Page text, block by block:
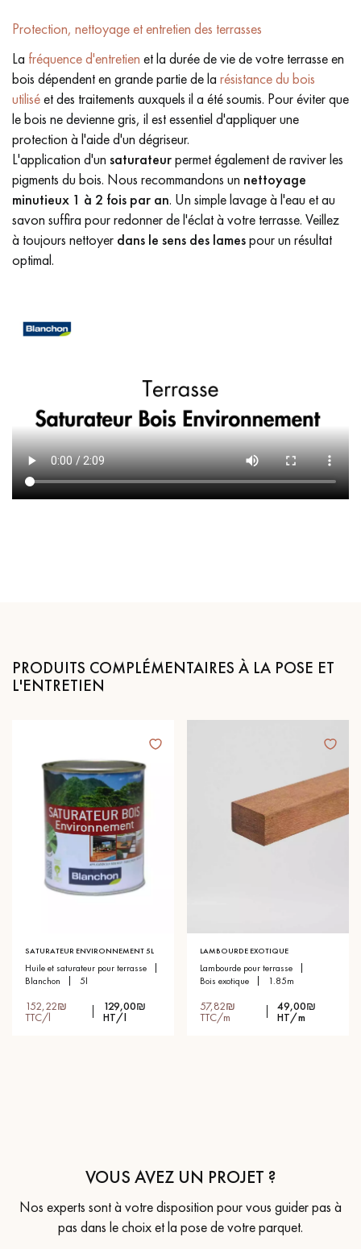
Protection, nettoyage et entretien des terrasses
La fréquence d'entretien et la durée de vie de votre terrasse en
bois dépendent en grande partie de la résistance du bois
utiliséet des traitements auxquels il a été soumis. Pour éviter que
le bois ne devienne gris, il est essentiel d'appliquer une
protection à l'aide d'un dégriseur.
L'application d'un saturateurpermet également de raviver les
pigments du bois. Nous recommandons un nettoyage
minutieux 1 à 2 fois par an. Un simple lavage à l'eau et au
savon suffira pour redonner de l'éclat à votre terrasse. Veillez
à toujours nettoyer dans le sens des lamespour un résultat
optimal.
PRODUITS COMPLÉMENTAIRES À LA POSE ET
L'ENTRETIEN
SATURATEUR ENVIRONNEMENT 5L
huile et saturateur pour terrasse
blanchon
5l
152,22₪
TTC/l
129,00₪
HT/l
LAMBOURDE EXOTIQUE
lambourde pour terrasse
bois exotique
1.85m
57,82₪
TTC/m
49,00₪
HT/m
VOUS AVEZ UN PROJET ?
Nos experts sont à votre disposition pour vous guider pas à
pas dans le choix et la pose de votre parquet.